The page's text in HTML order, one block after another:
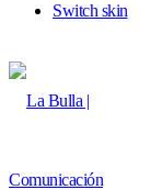
Switch skin